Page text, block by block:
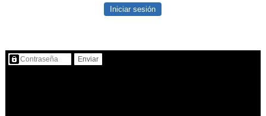
Iniciar sesión
Contenido protegido…